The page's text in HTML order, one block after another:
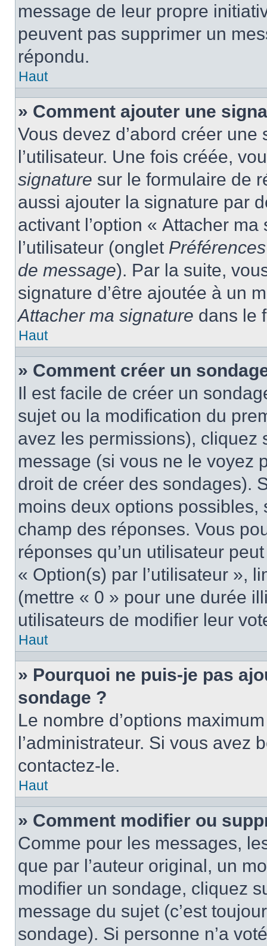
message de leur propre
peuvent pas supprimer un
répondu.
Haut
» Comment ajouter une
Vous devez d’abord créer
l’utilisateur. Une fois créée,
signature sur le formulaire de
aussi ajouter la signature par
activant l’option « Attacher
l’utilisateur (onglet
de message). Par la suite,
signature d’être ajoutée à un
Attacher ma signature dans le
Haut
» Comment créer un
Il est facile de créer un
sujet ou la modification du
avez les permissions), cliquez
message (si vous ne le voyez
droit de créer des sondages).
moins deux options
champ des réponses. Vous
réponses qu’un utilisateur
« Option(s) par l’utilisateur »,
(mettre « 0 » pour une durée
utilisateurs de modifier leur
Haut
» Pourquoi ne puis-je pas
sondage ?
Le nombre d’options
l’administrateur. Si vous avez
contactez-le.
Haut
» Comment modifier ou
Comme pour les messages,
que par l’auteur original, un
modifier un sondage, cliquez
message du sujet (c’est
sondage). Si personne n’a